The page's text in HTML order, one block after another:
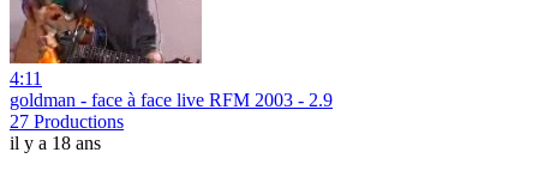
4:11
goldman - face à face live RFM 2003 - 2.9
27 Productions
il y a 18 ans